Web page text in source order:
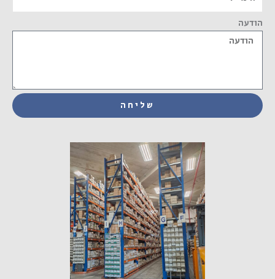
הודעה
שליחה